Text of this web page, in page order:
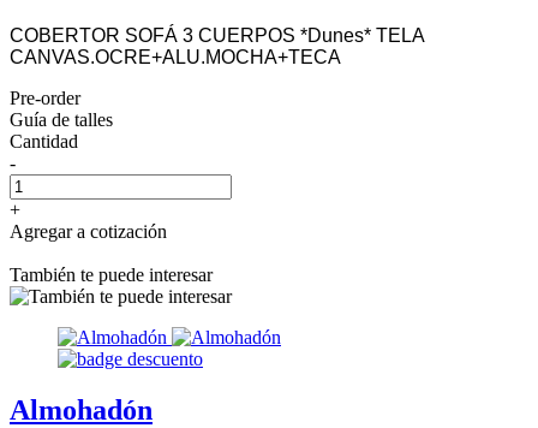
COBERTOR SOFÁ 3 CUERPOS *Dunes* TELA
CANVAS.OCRE+ALU.MOCHA+TECA
Pre-order
Guía de talles
Cantidad
-
+
Agregar a cotización
También te puede interesar
Almohadón